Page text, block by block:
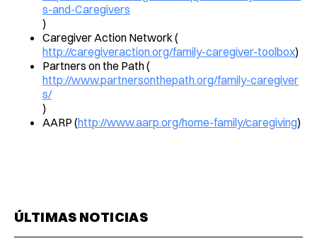
s-and-Caregivers
)
Caregiver Action Network (
http://caregiveraction.org/family-caregiver-toolbox)
Partners on the Path (
http://www.partnersonthepath.org/family-caregiver
s/
)
AARP (http://www.aarp.org/home-family/caregiving)
ÚLTIMAS NOTICIAS